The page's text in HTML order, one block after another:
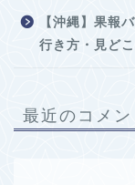
【沖縄】果報
行き方・見ど
最近のコメン